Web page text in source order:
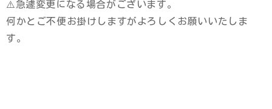
⚠️急遽変更になる場合がございます。
何かとご不便お掛けしますがよろしくお願いいたしま
す。